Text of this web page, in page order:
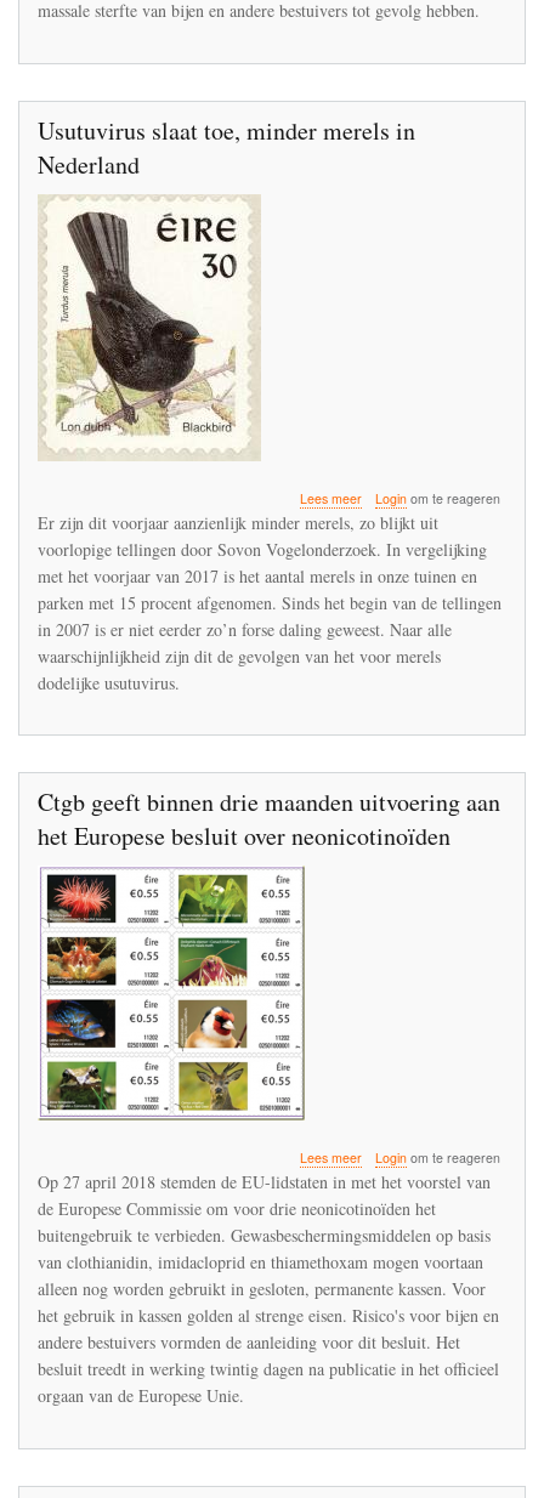
dat
massale sterfte van bijen en andere bestuivers tot gevolg hebben.
Usutuvirus slaat toe, minder merels in
Nederland
Lees meerover
Usutuvirus
toe,
minder
merels
in
Nederland
Loginom te reageren
Er zijn dit voorjaar aanzienlijk minder merels, zo blijkt uit
voorlopige tellingen door Sovon Vogelonderzoek. In vergelijking
met het voorjaar van 2017 is het aantal merels in onze tuinen en
parken met 15 procent afgenomen. Sinds het begin van de tellingen
in 2007 is er niet eerder zo’n forse daling geweest. Naar alle
waarschijnlijkheid zijn dit de gevolgen van het voor merels
dodelijke usutuvirus.
Ctgb geeft binnen drie maanden uitvoering aan
het Europese besluit over neonicotinoïden
Lees meerover
Ctgb
binnen
drie
maanden
uitvoering
aan
het
Europese
besluit
Loginom te reageren
Op 27 april 2018 stemden de EU-lidstaten in met het voorstel van
de Europese Commissie om voor drie neonicotinoïden het
buitengebruik te verbieden. Gewasbeschermingsmiddelen op basis
van clothianidin, imidacloprid en thiamethoxam mogen voortaan
alleen nog worden gebruikt in gesloten, permanente kassen. Voor
het gebruik in kassen golden al strenge eisen. Risico's voor bijen en
andere bestuivers vormden de aanleiding voor dit besluit. Het
besluit treedt in werking twintig dagen na publicatie in het officieel
orgaan van de Europese Unie.